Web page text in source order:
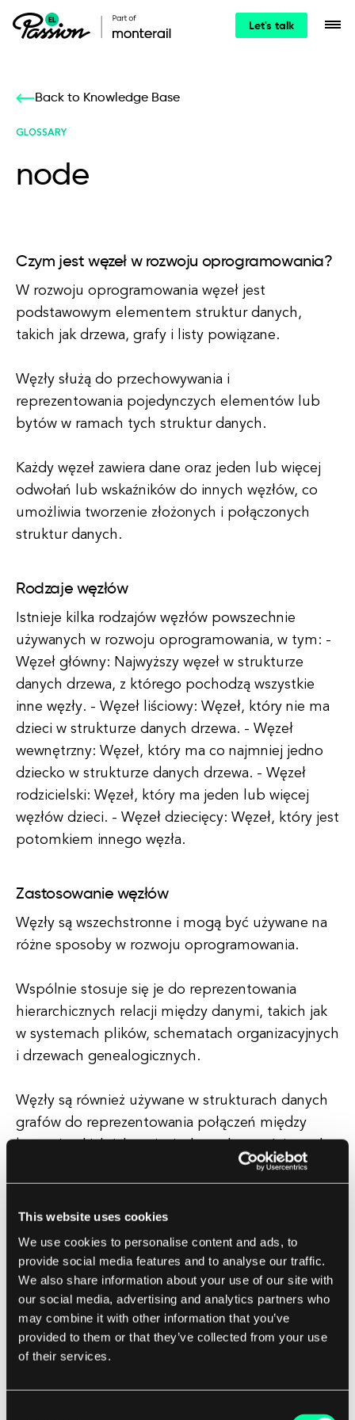
This website uses cookies
We use cookies to personalise content and ads, to
provide social media features and to analyse our traffic.
We also share information about your use of our site with
our social media, advertising and analytics partners who
may combine it with other information that you’ve
provided to them or that they’ve collected from your use
of their services.
Let's talk
Back to Knowledge Base
GLOSSARY
node
Czym jest węzeł w rozwoju oprogramowania?
W rozwoju oprogramowania węzeł jest
podstawowym elementem struktur danych,
takich jak drzewa, grafy i listy powiązane.
Węzły służą do przechowywania i
reprezentowania pojedynczych elementów lub
bytów w ramach tych struktur danych.
Każdy węzeł zawiera dane oraz jeden lub więcej
odwołań lub wskaźników do innych węzłów, co
umożliwia tworzenie złożonych i połączonych
struktur danych.
Rodzaje węzłów
Istnieje kilka rodzajów węzłów powszechnie
używanych w rozwoju oprogramowania, w tym: -
Węzeł główny: Najwyższy węzeł w strukturze
danych drzewa, z którego pochodzą wszystkie
inne węzły. - Węzeł liściowy: Węzeł, który nie ma
dzieci w strukturze danych drzewa. - Węzeł
wewnętrzny: Węzeł, który ma co najmniej jedno
dziecko w strukturze danych drzewa. - Węzeł
rodzicielski: Węzeł, który ma jeden lub więcej
węzłów dzieci. - Węzeł dziecięcy: Węzeł, który jest
potomkiem innego węzła.
Zastosowanie węzłów
Węzły są wszechstronne i mogą być używane na
różne sposoby w rozwoju oprogramowania.
Wspólnie stosuje się je do reprezentowania
hierarchicznych relacji między danymi, takich jak
w systemach plików, schematach organizacyjnych
i drzewach genealogicznych.
Węzły są również używane w strukturach danych
grafów do reprezentowania połączeń między
routingu sieciowym i grafach zależności.
Węzeł w JavaScript
W JavaScript węzły są powszechnie używane w
kontekście Modelu Obiektowego Dokumentu
(DOM), który reprezentuje strukturę strony
internetowej jako drzewo węzłów.
Każdy element, atrybut i węzeł tekstowy w